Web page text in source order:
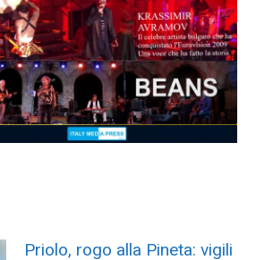
Priolo, rogo alla Pineta: vigili